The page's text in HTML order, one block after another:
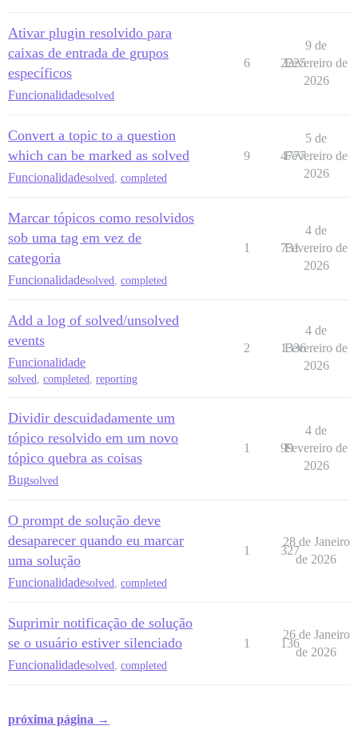
Ativar plugin resolvido para
caixas de entrada de grupos
específicos
Funcionalidadesolved
6 2225
9 de
Fevereiro de
2026
Convert a topic to a question
which can be marked as solved
Funcionalidadesolved completed
9 4777
5 de
Fevereiro de
2026
Marcar tópicos como resolvidos
sob uma tag em vez de
categoria
Funcionalidadesolved completed
1 731
4 de
Fevereiro de
2026
Add a log of solved/unsolved
events
Funcionalidade
solved, completed, reporting
2 1336
4 de
Fevereiro de
2026
Dividir descuidadamente um
tópico resolvido em um novo
tópico quebra as coisas
Bugsolved
1 99
4 de
Fevereiro de
2026
O prompt de solução deve
desaparecer quando eu marcar
uma solução
Funcionalidadesolved completed
1 327
28 de Janeiro
de 2026
Suprimir notificação de solução
se o usuário estiver silenciado
Funcionalidadesolved completed
1 136
26 de Janeiro
de 2026
próxima página →